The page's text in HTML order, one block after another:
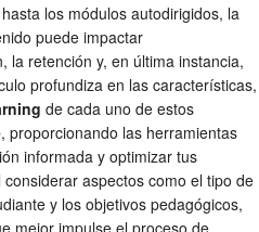
los módulos autodirigidos, la
puede impactar
la retención y, en última instancia,
profundiza en las características,
de cada uno de estos
, proporcionando las herramientas
informada y optimizar tus
aspectos como el tipo de
y los objetivos pedagógicos,
mejor impulse el proceso de